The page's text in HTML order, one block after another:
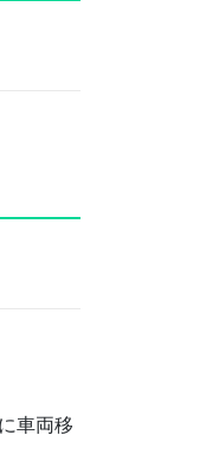
車両移